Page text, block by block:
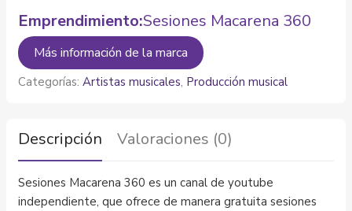
Emprendimiento:Sesiones Macarena 360
Más información de la marca
Categorías: Artistas musicales, Producción musical
Descripción Valoraciones (0)
Sesiones Macarena 360 es un canal de youtube
independiente, que ofrece de manera gratuita sesiones